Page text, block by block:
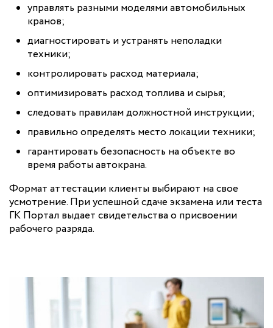
управлять разными моделями автомобильных
кранов;
диагностировать и устранять неполадки
техники;
контролировать расход материала;
оптимизировать расход топлива и сырья;
следовать правилам должностной инструкции;
правильно определять место локации техники;
гарантировать безопасность на объекте во
время работы автокрана.
Формат аттестации клиенты выбирают на свое
усмотрение. При успешной сдаче экзамена или теста
ГК Портал выдает свидетельства о присвоении
рабочего разряда.